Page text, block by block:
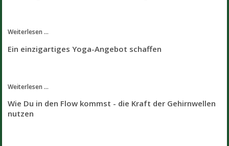
Weiterlesen ...
Ein einzigartiges Yoga-Angebot schaffen
Weiterlesen ...
Wie Du in den Flow kommst - die Kraft der Gehirnwellen
nutzen